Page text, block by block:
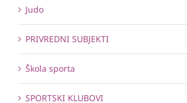
Judo
PRIVREDNI SUBJEKTI
Škola sporta
SPORTSKI KLUBOVI